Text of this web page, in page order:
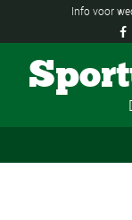
Info voor
